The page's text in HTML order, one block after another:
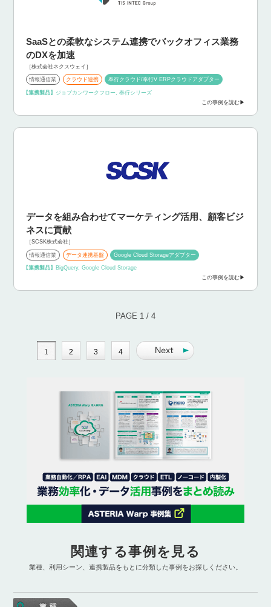
SaaSとの柔軟なシステム連携でバックオフィス業務
のDXを加速
［株式会社ネクスウェイ］
情報通信業 クラウド連携 奉行クラウド/奉行V ERPクラウドアダプター
【連携製品】 ジョブカンワークフロー, 奉行シリーズ
この事例を読む
データを組み合わせてマーケティング活用、顧客ビジ
ネスに貢献
［SCSK株式会社］
情報通信業 データ連携基盤 Google Cloud Storageアダプター
【連携製品】 BigQuery, Google Cloud Storage
この事例を読む
PAGE 1 / 4
1 2 3 4
関連する事例を見る
業種、利用シーン、連携製品をもとに分類した事例をお探しください。